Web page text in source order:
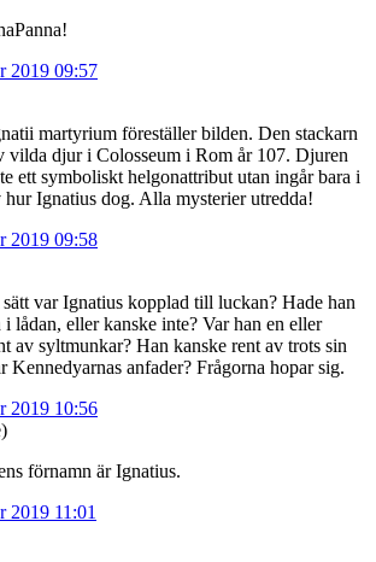
2019 09:57
martyrium föreställer bilden. Den stackarn
vilda djur i Colosseum i Rom år 107. Djuren
ett symboliskt helgonattribut utan ingår bara i
Ignatius dog. Alla mysterier utredda!
2019 09:58
var Ignatius kopplad till luckan? Hade han
lådan, eller kanske inte? Var han en eller
av syltmunkar? Han kanske rent av trots sin
Kennedyarnas anfader? Frågorna hopar sig.
2019 10:56
förnamn är Ignatius.
2019 11:01